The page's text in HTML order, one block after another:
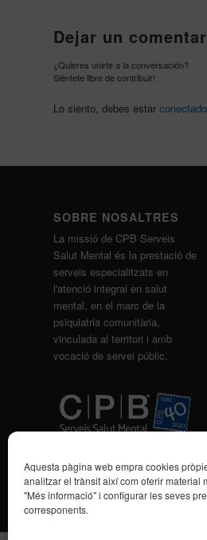
Aquesta pàgina web empra cookies
analitzar el trànsit així com oferir material
"Més informació" i configurar les seves
corresponents.
Dejar un
¿Quieres unirte a la conversación?
Siéntete libre de contribuir!
Lo siento, debes estar conectado
SOBRE NOSALTRES
La missió de CPB Serveis
Salut Mental és la prestació de
serveis especialitzats en
l'atenció integral en salut
mental, en el marc de la
psiquiatria comunitària,
vinculada al territori i amb
vocació de servei públic.